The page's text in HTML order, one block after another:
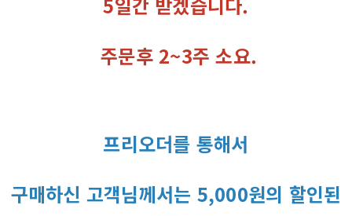
주문후 2~3주 소요.
프리오더를 통해서
구매하신 고객님께서는 5,000원의 할인된